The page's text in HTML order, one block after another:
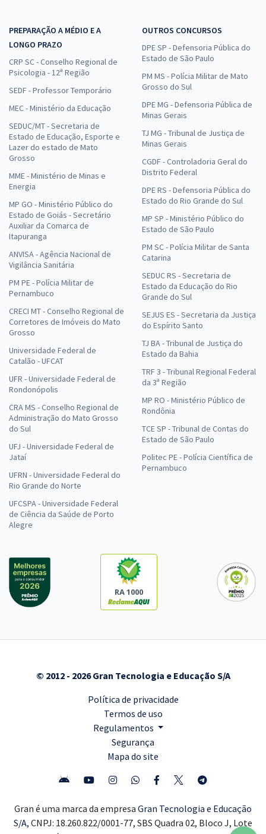
PREPARAÇÃO A MÉDIO E A
LONGO PRAZO
CRP SC - Conselho Regional de
Psicologia - 12ª Região
SEDF - Professor Temporário
MEC - Ministério da Educação
SEDUC/MT - Secretaria de
Estado de Educação, Esporte e
Lazer do estado de Mato
Grosso
MME - Ministério de Minas e
Energia
MP GO - Ministério Público do
Estado de Goiás - Secretário
Auxiliar da Comarca de
Itapuranga
ANVISA - Agência Nacional de
Vigilância Sanitária
PM PE - Polícia Militar de
Pernambuco
CRECI MT - Conselho Regional de
Corretores de Imóveis do Mato
Grosso
Universidade Federal de
Catalão - UFCAT
UFR - Universidade Federal de
Rondonópolis
CRA MS - Conselho Regional de
Administração do Mato Grosso
do Sul
UFJ - Universidade Federal de
Jataí
UFRN - Universidade Federal do
Rio Grande do Norte
UFCSPA - Universidade Federal
de Ciência da Saúde de Porto
Alegre
OUTROS CONCURSOS
DPE SP - Defensoria Pública do
Estado de São Paulo
PM MS - Polícia Militar de Mato
Grosso do Sul
DPE MG - Defensoria Pública de
Minas Gerais
TJ MG - Tribunal de Justiça de
Minas Gerais
CGDF - Controladoria Geral do
Distrito Federal
DPE RS - Defensoria Pública do
Estado do Rio Grande do Sul
MP SP - Ministério Público do
Estado de São Paulo
PM SC - Polícia Militar de Santa
Catarina
SEDUC RS - Secretaria de
Estado da Educação do Rio
Grande do Sul
SEJUS ES - Secretaria da Justiça
do Espírito Santo
TJ BA - Tribunal de Justiça do
Estado da Bahia
TRF 3 - Tribunal Regional Federal
da 3ª Região
MP RO - Ministério Público de
Rondônia
TCE SP - Tribunal de Contas do
Estado de São Paulo
Politec PE - Polícia Científica de
Pernambuco
RA 1000
© 2012 - 2026 Gran Tecnologia e Educação S/A
Política de privacidade
Termos de uso
Regulamentos
Segurança
Mapa do site
Gran é uma marca da empresa Gran Tecnologia e Educação
S/A, CNPJ: 18.260.822/0001-77, SBS Quadra 02, Bloco J, Lote